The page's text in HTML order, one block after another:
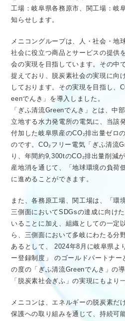
工場：岐阜県各務原市、関工場：岐
知らせします。
メニコングループは、人・社会・地
社会に役立つ商品とサービスの提供
会の実現を目指しています。その中
捉えており、脱炭素社会の実現に向
しております。その実現を目指し、
eenでんき」を導入しました。
「ぎふ清流Greenでんき」とは、中
立地する水力発電所の電気に、当該
付加した岐阜県産のCO₂排出量ゼロ
のです。CO₂フリー電気「ぎふ清流
り、年間約9,300tのCO₂排出量削減
産地消を通じて、「地球環境の負荷
に進めることができます。
また、各務原工場、関工場は、「環
三側面においてSDGsの達成に向け
いることに加え、組織としての一定
ら、三側面において多岐にわたる分
あるとして、 2024年8月に岐阜県よ
ー登録制度」 のゴールドパートナー
の度の「ぎふ清流Greenでんき」の
「脱炭素社会ぎふ」の実現にもより
メニコンは、エネルギーの脱炭素だ
保護への取り組みを通じて、持続可